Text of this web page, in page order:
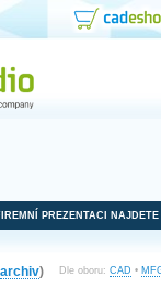
PREZENTACI NAJDETE
Dle oboru: CAD •
archiv)